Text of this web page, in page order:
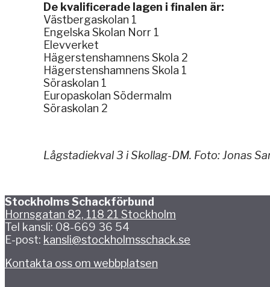
De kvalificerade lagen i finalen är:
Västbergaskolan 1
Engelska Skolan Norr 1
Elevverket
Hägerstenshamnens Skola 2
Hägerstenshamnens Skola 1
Söraskolan 1
Europaskolan Södermalm
Söraskolan 2
Lågstadiekval 3 i Skollag-DM. Foto: Jonas
Stockholms Schackförbund
Hornsgatan 82, 118 21 Stockholm
Tel kansli: 08-669 36 54
E-post: kansli@stockholmsschack.se
Kontakta oss om webbplatsen